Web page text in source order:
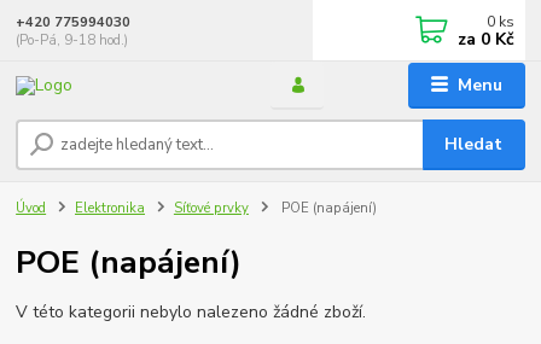
Menu
Hledat
+420 775994030
(Po-Pá, 9-18 hod.)
0 ks
za 0 Kč
Úvod Elektronika Síťové prvky POE (napájení)
POE (napájení)
V této kategorii nebylo nalezeno žádné zboží.